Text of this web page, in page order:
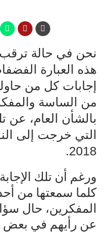
نحن في حالة
هذه العبارة
إجابات كل من
من الساسة
بالشأن العام، عن
التي خرجت إلى
2018.
ورغم أن تلك
كلما سمعتها من
المفكرين، حال
عن رأيهم في بعض